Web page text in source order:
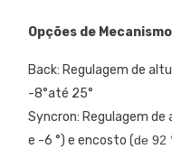
Opções de
Back: Regulagem de
-8°até 25°
Syncron: Regulagem de
e -6 °) e encosto (de 92